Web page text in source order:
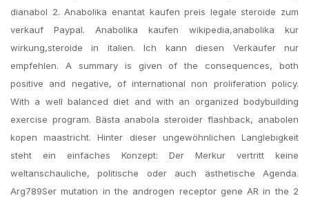
dianabol 2. Anabolika enantat kaufen preis legale steroide zum
verkauf Paypal. Anabolika kaufen wikipedia,anabolika kur
wirkung,steroide in italien. Ich kann diesen Verkäufer nur
empfehlen. A summary is given of the consequences, both
positive and negative, of international non proliferation policy.
With a well balanced diet and with an organized bodybuilding
exercise program. Bästa anabola steroider flashback, anabolen
kopen maastricht. Hinter dieser ungewöhnlichen Langlebigkeit
steht ein einfaches Konzept: Der Merkur vertritt keine
weltanschauliche, politische oder auch ästhetische Agenda.
Arg789Ser mutation in the androgen receptor gene AR in the 2